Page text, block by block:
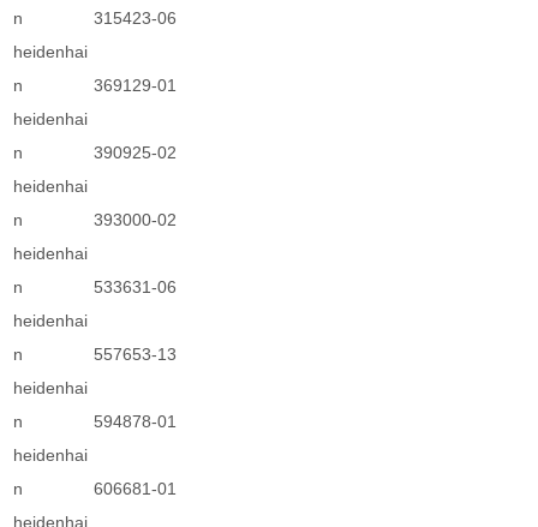
n
315423-06
heidenhai
n
369129-01
heidenhai
n
390925-02
heidenhai
n
393000-02
heidenhai
n
533631-06
heidenhai
n
557653-13
heidenhai
n
594878-01
heidenhai
n
606681-01
heidenhai